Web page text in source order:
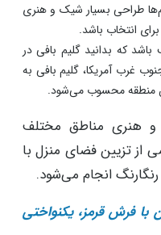
گلیم‌ها متوجه تمایز آن
بخشی از تاریخ، فرهنگ، هنر
وجود زیبایی و جذابیت
که گلیم‌های ایرانی
در گلیم‌های ایرانی وجود
قفقاز نیز دارای طرح و نقش‌
طراحی بسیار شیک و هنری
انتخاب باشد.